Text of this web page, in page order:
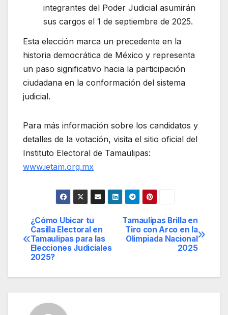
integrantes del Poder Judicial asumirán
sus cargos el 1 de septiembre de 2025.
Esta elección marca un precedente en la
historia democrática de México y representa
un paso significativo hacia la participación
ciudadana en la conformación del sistema
judicial.
Para más información sobre los candidatos y
detalles de la votación, visita el sitio oficial del
Instituto Electoral de Tamaulipas:
www.ietam.org.mx
Navegación
de
Tamaulipas Brilla en
Tiro con Arco en la
Olimpiada Nacional
2025
¿Cómo Ubicar tu
Casilla Electoral en
Tamaulipas para las
Elecciones Judiciales
2025?